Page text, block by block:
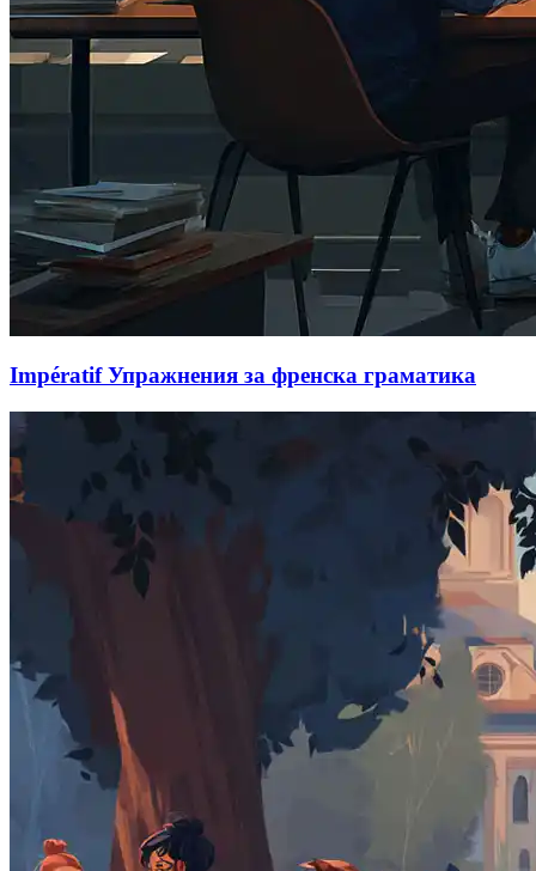
Impératif Упражнения за френска граматика